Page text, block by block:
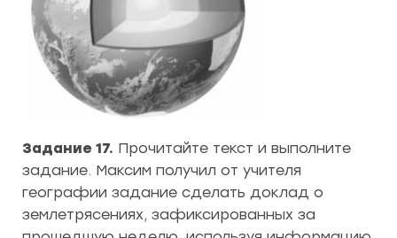
Задание 17. Прочитайте текст и выполните
задание. Максим получил от учителя
географии задание сделать доклад о
землетрясениях, зафиксированных за